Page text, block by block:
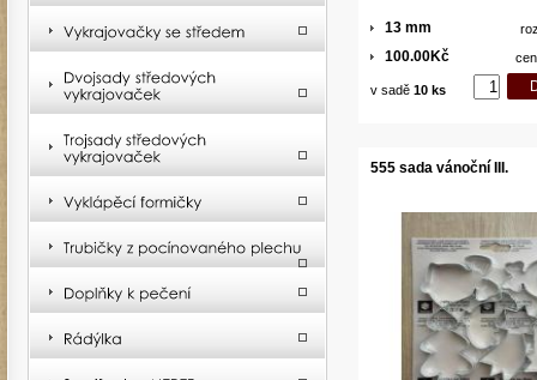
13 mm
100.00Kč
v sadě 10 ks
555 sada vánoční III.